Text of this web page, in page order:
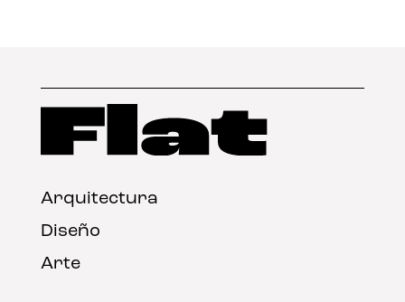
Arquitectura
Diseño
Arte